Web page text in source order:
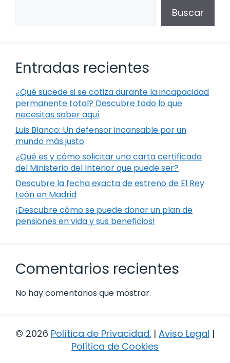
Buscar
Entradas recientes
¿Qué sucede si se cotiza durante la incapacidad
permanente total? Descubre todo lo que
necesitas saber aquí
Luis Blanco: Un defensor incansable por un
mundo más justo
¿Qué es y cómo solicitar una carta certificada
del Ministerio del Interior que puede ser?
Descubre la fecha exacta de estreno de El Rey
León en Madrid
¡Descubre cómo se puede donar un plan de
pensiones en vida y sus beneficios!
Comentarios recientes
No hay comentarios que mostrar.
© 2026 Política de Privacidad. | Aviso Legal |
Política de Cookies